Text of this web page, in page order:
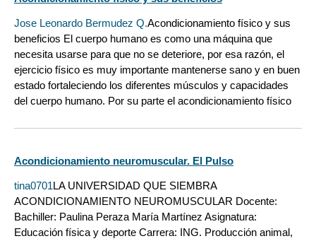
Jose Leonardo Bermudez Q.Acondicionamiento físico y sus
beneficios El cuerpo humano es como una máquina que
necesita usarse para que no se deteriore, por esa razón, el
ejercicio físico es muy importante mantenerse sano y en buen
estado fortaleciendo los diferentes músculos y capacidades
del cuerpo humano. Por su parte el acondicionamiento físico
Acondicionamiento neuromuscular. El Pulso
tina0701LA UNIVERSIDAD QUE SIEMBRA
ACONDICIONAMIENTO NEUROMUSCULAR Docente:
Bachiller: Paulina Peraza María Martínez Asignatura:
Educación física y deporte Carrera: ING. Producción animal,